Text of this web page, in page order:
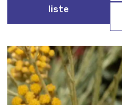
liste